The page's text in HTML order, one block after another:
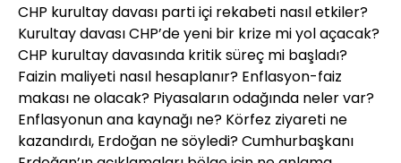
CHP kurultay davası parti içi rekabeti nasıl etkiler?
Kurultay davası CHP’de yeni bir krize mi yol açacak?
CHP kurultay davasında kritik süreç mi başladı?
Faizin maliyeti nasıl hesaplanır? Enflasyon-faiz
makası ne olacak? Piyasaların odağında neler var?
Enflasyonun ana kaynağı ne? Körfez ziyareti ne
kazandırdı, Erdoğan ne söyledi? Cumhurbaşkanı